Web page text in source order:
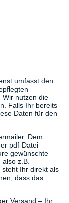
umfasst den
Wir nutzen die
Falls Ihr bereits
Daten für den
Dem
pdf-Datei
gewünschte
z.B.
steht Ihr direkt als
dass das
Versand – Ihr